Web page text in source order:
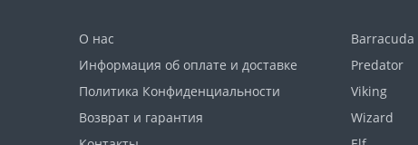
О нас
Информация об оплате и доставке
Политика Конфиденциальности
Возврат и гарантия
Barracuda
Predator
Viking
Wizard